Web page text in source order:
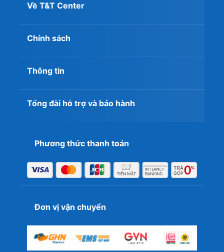
Về T&T Center
Chính sách
Thông tin
Tổng đài hỗ trợ và bảo hành
Phương thức thanh toán
Đơn vị vận chuyển